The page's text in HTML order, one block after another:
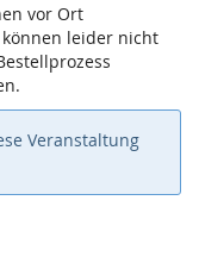
vor Ort
können leider nicht
Veranstaltung